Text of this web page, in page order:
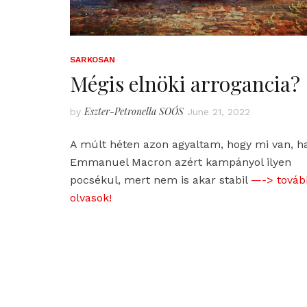
SARKOSAN
Mégis elnöki arrogancia?
by Eszter-Petronella SOÓS June 21, 2022
A múlt héten azon agyaltam, hogy mi van,
Emmanuel Macron azért kampányol ilyen
pocsékul, mert nem is akar stabil —->
olvasok!